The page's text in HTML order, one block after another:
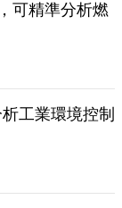
可精準分析燃
工業環境控制